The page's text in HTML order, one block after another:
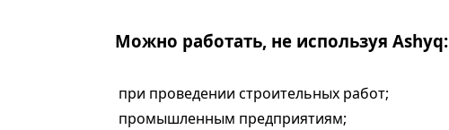
Можно работать, не используя Ashyq:
при проведении строительных работ;
промышленным предприятиям;